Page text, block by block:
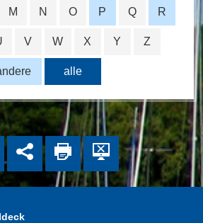
alle
M N O P Q R
V W X Y Z